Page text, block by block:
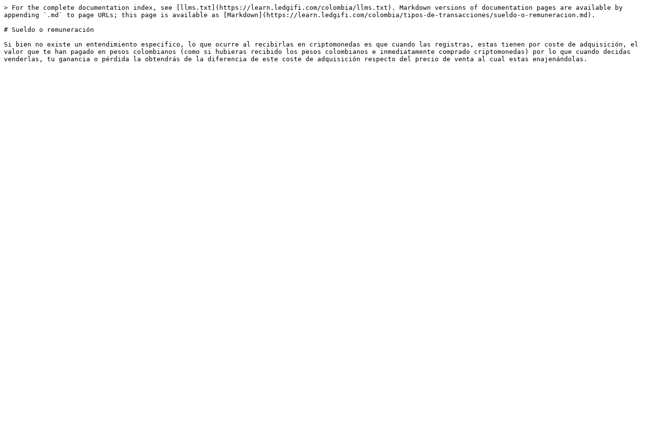
> For the complete documentation index, see [llms.txt](https://learn.ledgifi.com/colombia/llms.txt). Markdown versions of documentation pages are available by
appending `.md` to page URLs; this page is available as [Markdown](https://learn.ledgifi.com/colombia/tipos-de-transacciones/sueldo-o-remuneracion.md).
# Sueldo o remuneración
Si bien no existe un entendimiento especifico, lo que ocurre al recibirlas en criptomonedas es que cuando las registras, estas tienen por coste de adquisición, el
valor que te han pagado en pesos colombianos (como si hubieras recibido los pesos colombianos e inmediatamente comprado criptomonedas) por lo que cuando decidas